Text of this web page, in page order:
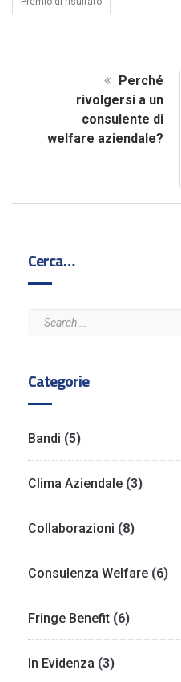
Perché
rivolgersi a un
consulente di
welfare aziendale?
Cerca…
Categorie
Bandi (5)
Clima Aziendale (3)
Collaborazioni (8)
Consulenza Welfare (6)
Fringe Benefit (6)
In Evidenza (3)